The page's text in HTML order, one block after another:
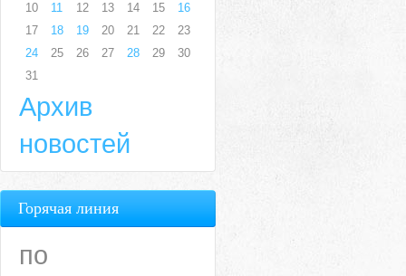
10
11 12 13 14 15
16
17
18 19 20 21 22
23
24
25 26 27 28 29
30
31
Архив
новостей
Горячая линия
по